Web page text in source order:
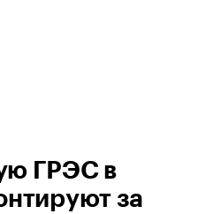
ГРЭС в
за